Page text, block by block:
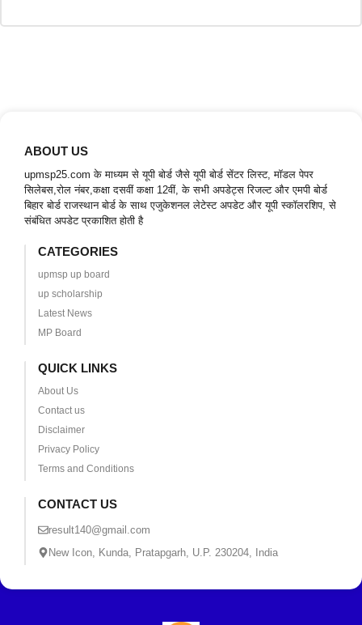
ABOUT US
upmsp25.com के माध्यम से यूपी बोर्ड जैसे यूपी बोर्ड सेंटर लिस्ट, मॉडल पेपर
सिलेबस,रोल नंबर,कक्षा दसवीं कक्षा 12वीं, के सभी अपडेट्स रिजल्ट और एमपी बोर्ड
बिहार बोर्ड राजस्थान बोर्ड के साथ एजुकेशनल लेटेस्ट अपडेट और यूपी स्कॉलरशिप, से
संबंधित अपडेट प्रकाशित होती है
CATEGORIES
upmsp up board
up scholarship
Latest News
MP Board
QUICK LINKS
About Us
Contact us
Disclaimer
Privacy Policy
Terms and Conditions
CONTACT US
result140@gmail.com
New Icon, Kunda, Pratapgarh, U.P. 230204, India